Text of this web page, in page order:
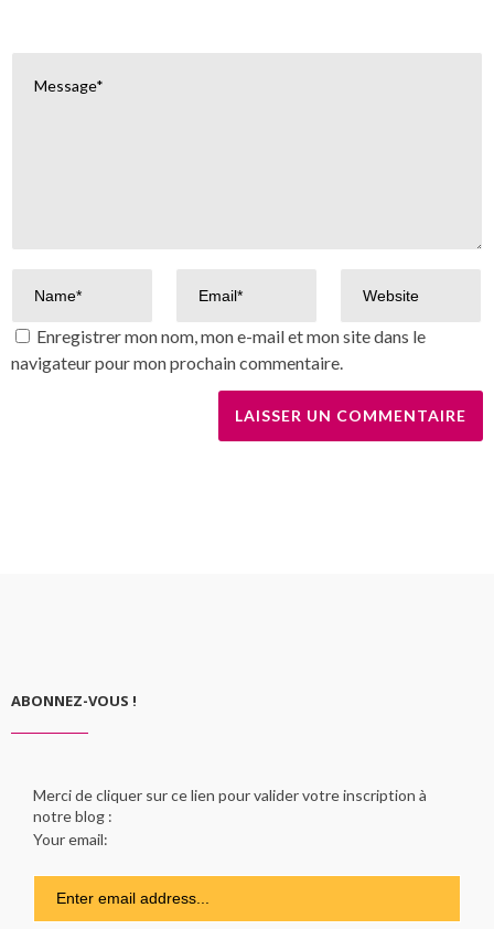
Enregistrer mon nom, mon e-mail et mon site dans le
navigateur pour mon prochain commentaire.
ABONNEZ-VOUS !
Merci de cliquer sur ce lien pour valider votre inscription à
notre blog :
Your email: